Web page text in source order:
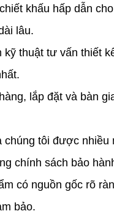
khấu hấp dẫn cho
lâu.
thuật tư vấn thiết
lắp đặt và bàn
tôi được nhiều
chính sách bảo
có nguồn gốc rõ
bảo.